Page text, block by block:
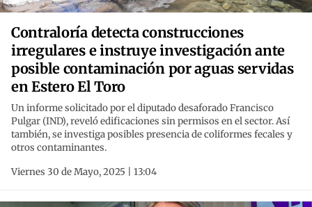
Contraloría detecta construcciones
irregulares e instruye investigación ante
posible contaminación por aguas servidas
en Estero El Toro
Un informe solicitado por el diputado desaforado Francisco
Pulgar (IND), reveló edificaciones sin permisos en el sector. Así
también, se investiga posibles presencia de coliformes fecales y
otros contaminantes.
Viernes 30 de Mayo, 2025 | 13:04